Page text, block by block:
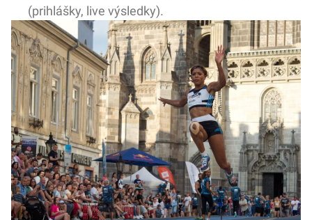
(prihlášky, live výsledky).